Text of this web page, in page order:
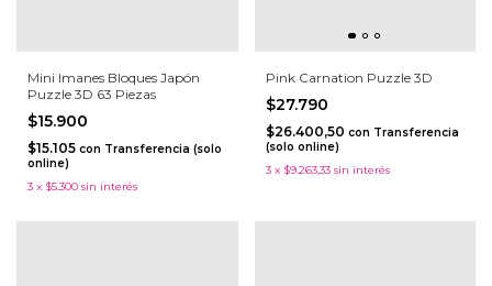
Mini Imanes Bloques Japón
Puzzle 3D 63 Piezas
$15.900
$15.105 con Transferencia (solo
online)
3 x $5.300 sin interés
Pink Carnation Puzzle 3D
$27.790
$26.400,50 con Transferencia
(solo online)
3 x $9.263,33 sin interés